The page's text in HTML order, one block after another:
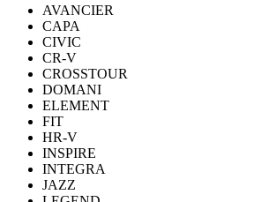
AVANCIER
CAPA
CIVIC
CR-V
CROSSTOUR
DOMANI
ELEMENT
FIT
HR-V
INSPIRE
INTEGRA
JAZZ